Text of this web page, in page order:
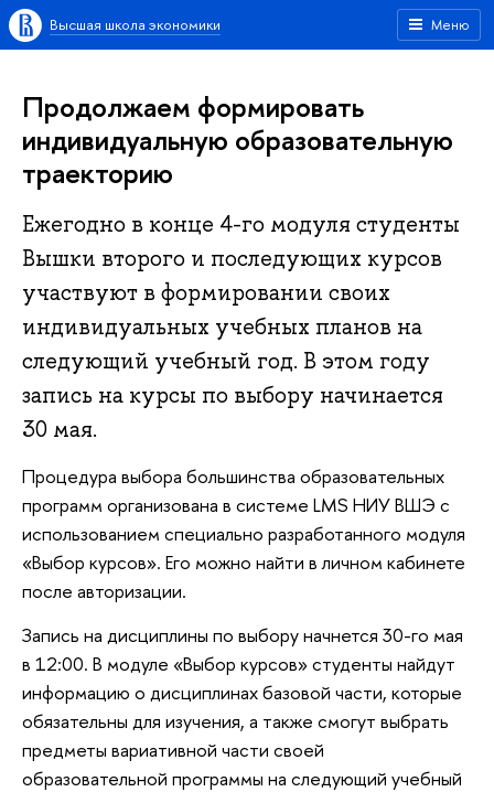
Меню
Высшая школа экономики
Продолжаем формировать
индивидуальную образовательную
траекторию
Ежегодно в конце 4-го модуля студенты
Вышки второго и последующих курсов
участвуют в формировании своих
индивидуальных учебных планов на
следующий учебный год. В этом году
запись на курсы по выбору начинается
30 мая.
Процедура выбора большинства образовательных
программ организована в системе LMS НИУ ВШЭ с
использованием специально разработанного модуля
«Выбор курсов». Его можно найти в личном кабинете
после авторизации.
Запись на дисциплины по выбору начнется 30-го мая
в 12:00. В модуле «Выбор курсов» студенты найдут
информацию о дисциплинах базовой части, которые
обязательны для изучения, а также смогут выбрать
предметы вариативной части своей
образовательной программы на следующий учебный